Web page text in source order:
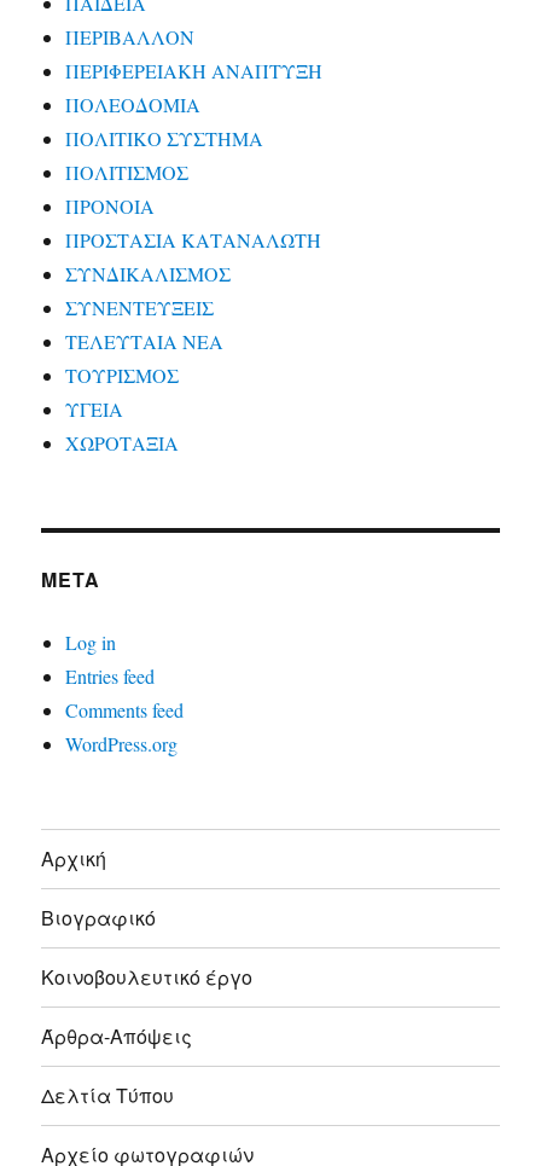
ΠΕΡΙΒΑΛΛΟΝ
ΠΕΡΙΦΕΡΕΙΑΚΗ ΑΝΑΠΤΥΞΗ
ΠΟΛΕΟΔΟΜΙΑ
ΠΟΛΙΤΙΚΟ ΣΥΣΤΗΜΑ
ΠΟΛΙΤΙΣΜΟΣ
ΠΡΟΝΟΙΑ
ΠΡΟΣΤΑΣΙΑ ΚΑΤΑΝΑΛΩΤΗ
ΣΥΝΔΙΚΑΛΙΣΜΟΣ
ΣΥΝΕΝΤΕΥΞΕΙΣ
ΤΕΛΕΥΤΑΙΑ ΝΕΑ
ΤΟΥΡΙΣΜΟΣ
ΥΓΕΙΑ
ΧΩΡΟΤΑΞΙΑ
META
Log in
Entries feed
Comments feed
WordPress.org
Αρχική
Βιογραφικό
Κοινοβουλευτικό έργο
Άρθρα-Απόψεις
Δελτία Τύπου
Αρχείο φωτογραφιών